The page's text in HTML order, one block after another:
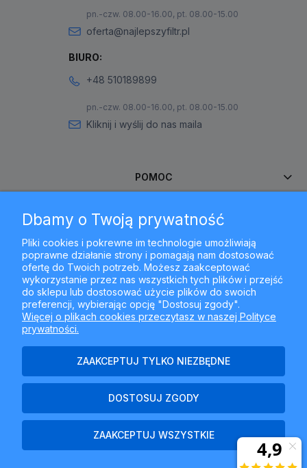
pn.-czw. 08.00-16.00, pt. 08.00-15.00
oferta@najlepszyfiltr.pl
BIURO:
+48 510189899
pn.-czw. 08.00-16.00, pt. 08.00-15.00
Kliknij i wyślij do nas maila
POMOC
MOJE KONTO
PŁATNOŚCI I DOSTAWA
INFORMACJE
Najlepszyfiltr.pl - ul. Krakowska 367, 43-300 Bielsko-Biała, woj.
śląskie
Dbamy o Twoją prywatność
Pliki cookies i pokrewne im technologie umożliwiają
poprawne działanie strony i pomagają nam dostosować
ofertę do Twoich potrzeb. Możesz zaakceptować
wykorzystanie przez nas wszystkich tych plików i przejść
do sklepu lub dostosować użycie plików do swoich
preferencji, wybierając opcję "Dostosuj zgody".
Więcej o plikach cookies przeczytasz w naszej Polityce
prywatności.
ZAAKCEPTUJ TYLKO NIEZBĘDNE
DOSTOSUJ ZGODY
ZAAKCEPTUJ WSZYSTKIE